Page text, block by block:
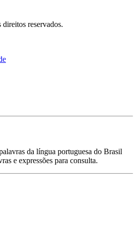
reservados.
da língua portuguesa do Brasil
e expressões para consulta.